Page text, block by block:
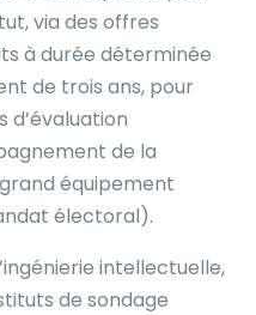
via des offres
à durée déterminée
de trois ans, pour
d’évaluation
de la
équipement
électoral).
intellectuelle,
de sondage